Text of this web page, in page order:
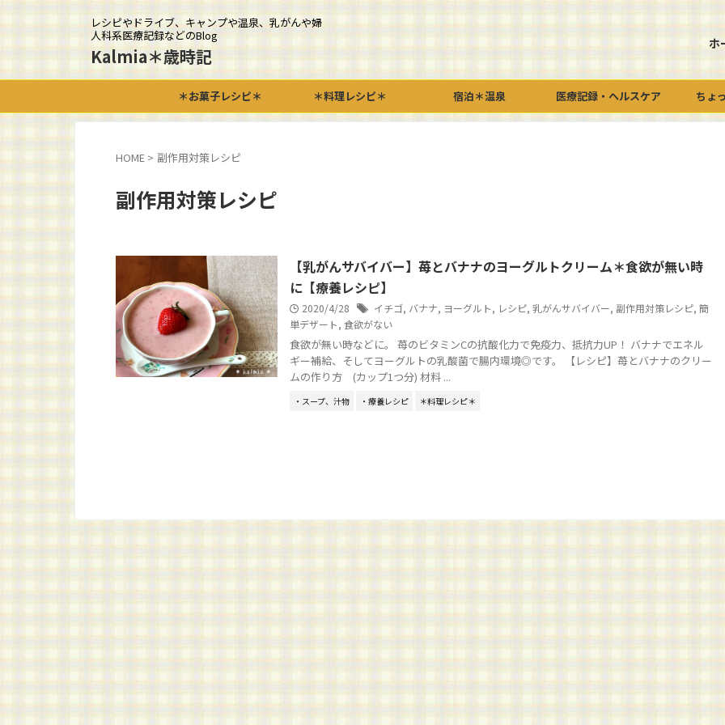
レシピやドライブ、キャンプや温泉、乳がんや婦
人科系医療記録などのBlog
Kalmia＊歳時記
ホ
＊お菓子レシピ＊ ＊料理レシピ＊ 宿泊＊温泉 医療記録・ヘルスケア ちょ
HOME > 副作用対策レシピ
副作用対策レシピ
【乳がんサバイバー】苺とバナナのヨーグルトクリーム＊食欲が無い時
に【療養レシピ】
2020/4/28 イチゴ, バナナ, ヨーグルト, レシピ, 乳がんサバイバー, 副作用対策レシピ, 簡
単デザート, 食欲がない
食欲が無い時などに。 苺のビタミンCの抗酸化力で免疫力、抵抗力UP！ バナナでエネル
ギー補給、そしてヨーグルトの乳酸菌で腸内環境◎です。 【レシピ】苺とバナナのクリー
ムの作り方 (カップ1つ分) 材料 ...
・スープ、汁物 ・療養レシピ ＊料理レシピ＊